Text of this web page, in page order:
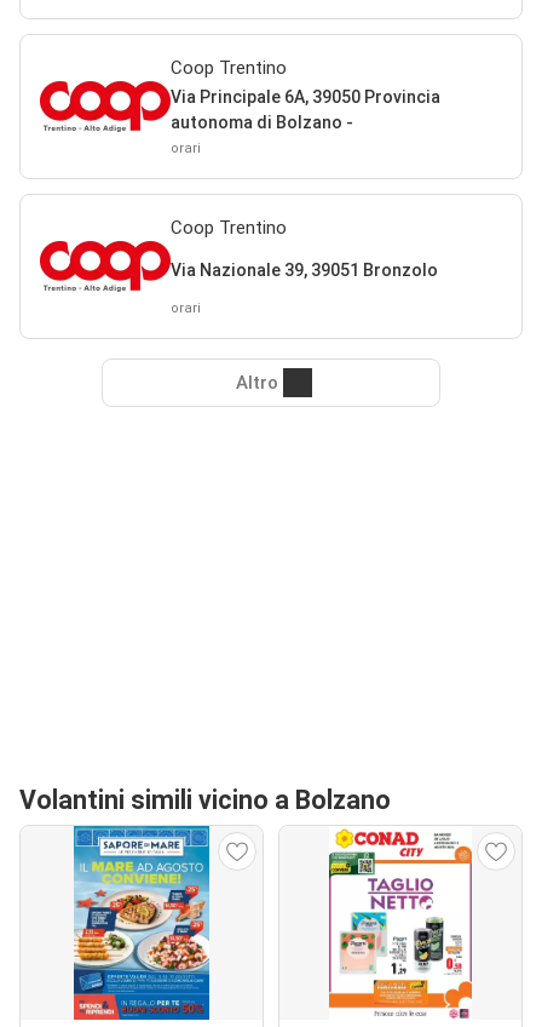
Coop Trentino
Via Principale 6A, 39050 Provincia
autonoma di Bolzano -
orari
Coop Trentino
Via Nazionale 39, 39051 Bronzolo
orari
Altro
Volantini simili vicino a Bolzano